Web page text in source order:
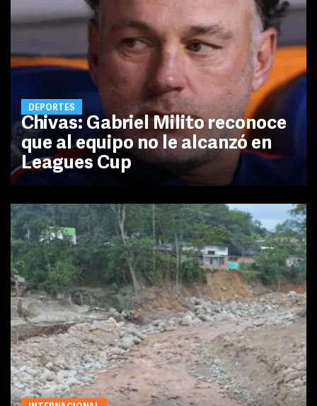
DEPORTES
Chivas: Gabriel Milito reconoce
que al equipo no le alcanzó en
Leagues Cup